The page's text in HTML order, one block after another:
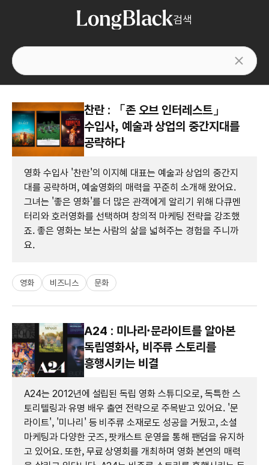
검색
찬란 : 「존 오브 인터레스트」
수입사, 예술과 상업의 중간지대를
공략하다
영화 수입사 '찬란'의 이지혜 대표는 예술과 상업의 중간지
대를 공략하며, 예술영화의 매력을 꾸준히 소개해 왔어요.
그녀는 '좋은 영화'를 더 많은 관객에게 알리기 위해 다큐멘
터리와 호러영화를 선택하며 창의적 마케팅 전략을 강조했
죠. 좋은 영화는 보는 사람의 삶을 넓혀주는 경험을 주니까
요.
영화 비즈니스 문화
A24 : 미나리·문라이트를 알아본
독립영화사, 비주류 스토리를
흥행시키는 비결
A24는 2012년에 설립된 독립 영화 스튜디오로, 독특한 스
토리텔링과 유명 배우 출연 전략으로 주목받고 있어요. '문
라이트', '미나리' 등 비주류 소재로도 성공을 거뒀고, 소셜
마케팅과 다양한 굿즈, 팟캐스트 운영을 통해 팬덤을 유지하
고 있어요. 또한, 무료 상영회를 개최하며 영화 본연의 매력